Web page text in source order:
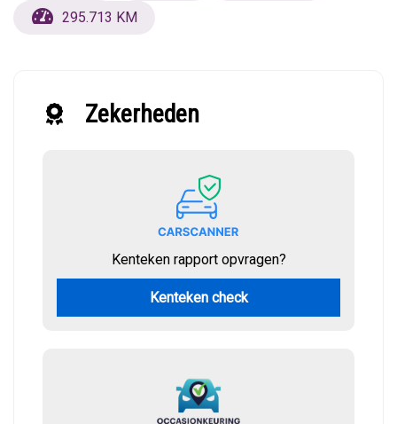
295.713 KM
Zekerheden
Kenteken rapport opvragen?
Kenteken check